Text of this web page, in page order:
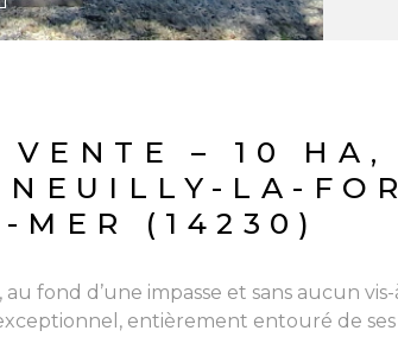
– 10 HA,
LA-
MER (14230)
fond d’une impasse et sans aucun
entièrement entouré de